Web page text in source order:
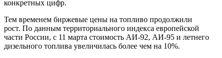
конкретных цифр.
Тем временем биржевые цены на топливо продолжили
рост. По данным территориального индекса европейской
части России, с 11 марта стоимость АИ-92, АИ-95 и летнего
дизельного топлива увеличилась более чем на 10%.